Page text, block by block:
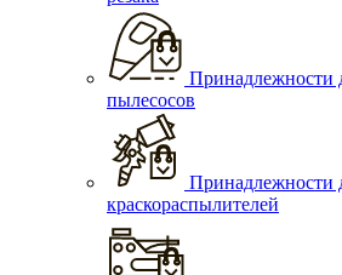
пылесосов
Принадлежности
краскораспылителей